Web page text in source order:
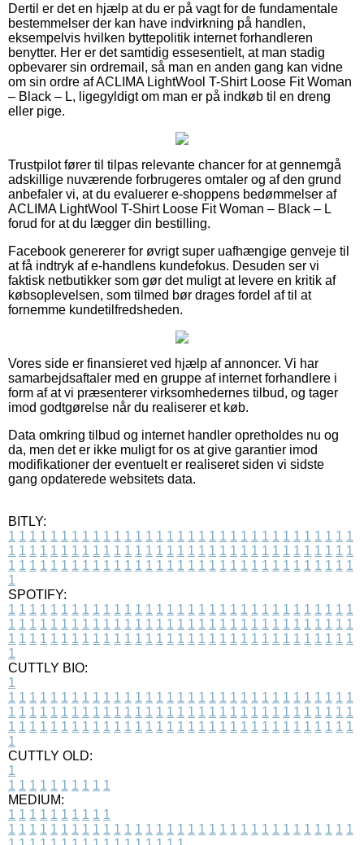
Dertil er det en hjælp at du er på vagt for de fundamentale
bestemmelser der kan have indvirkning på handlen,
eksempelvis hvilken byttepolitik internet forhandleren
benytter. Her er det samtidig essesentielt, at man stadig
opbevarer sin ordremail, så man en anden gang kan vidne
om sin ordre af ACLIMA LightWool T-Shirt Loose Fit Woman
– Black – L, ligegyldigt om man er på indkøb til en dreng
eller pige.
Trustpilot fører til tilpas relevante chancer for at gennemgå
adskillige nuværende forbrugeres omtaler og af den grund
anbefaler vi, at du evaluerer e-shoppens bedømmelser af
ACLIMA LightWool T-Shirt Loose Fit Woman – Black – L
forud for at du lægger din bestilling.
Facebook genererer for øvrigt super uafhængige genveje til
at få indtryk af e-handlens kundefokus. Desuden ser vi
faktisk netbutikker som gør det muligt at levere en kritik af
købsoplevelsen, som tilmed bør drages fordel af til at
fornemme kundetilfredsheden.
Vores side er finansieret ved hjælp af annoncer. Vi har
samarbejdsaftaler med en gruppe af internet forhandlere i
form af at vi præsenterer virksomhedernes tilbud, og tager
imod godtgørelse når du realiserer et køb.
Data omkring tilbud og internet handler opretholdes nu og
da, men det er ikke muligt for os at give garantier imod
modifikationer der eventuelt er realiseret siden vi sidste
gang opdaterede websitets data.
BITLY:
1 1 1 1 1 1 1 1 1 1 1 1 1 1 1 1 1 1 1 1 1 1 1 1 1 1 1 1 1 1 1 1 1
1 1 1 1 1 1 1 1 1 1 1 1 1 1 1 1 1 1 1 1 1 1 1 1 1 1 1 1 1 1 1 1 1
1 1 1 1 1 1 1 1 1 1 1 1 1 1 1 1 1 1 1 1 1 1 1 1 1 1 1 1 1 1 1 1 1
1
SPOTIFY:
1 1 1 1 1 1 1 1 1 1 1 1 1 1 1 1 1 1 1 1 1 1 1 1 1 1 1 1 1 1 1 1 1
1 1 1 1 1 1 1 1 1 1 1 1 1 1 1 1 1 1 1 1 1 1 1 1 1 1 1 1 1 1 1 1 1
1 1 1 1 1 1 1 1 1 1 1 1 1 1 1 1 1 1 1 1 1 1 1 1 1 1 1 1 1 1 1 1 1
1
CUTTLY BIO:
1
1 1 1 1 1 1 1 1 1 1 1 1 1 1 1 1 1 1 1 1 1 1 1 1 1 1 1 1 1 1 1 1 1
1 1 1 1 1 1 1 1 1 1 1 1 1 1 1 1 1 1 1 1 1 1 1 1 1 1 1 1 1 1 1 1 1
1 1 1 1 1 1 1 1 1 1 1 1 1 1 1 1 1 1 1 1 1 1 1 1 1 1 1 1 1 1 1 1 1
1
CUTTLY OLD:
1
1 1 1 1 1 1 1 1 1 1
MEDIUM:
1 1 1 1 1 1 1 1 1 1
1 1 1 1 1 1 1 1 1 1 1 1 1 1 1 1 1 1 1 1 1 1 1 1 1 1 1 1 1 1 1 1 1